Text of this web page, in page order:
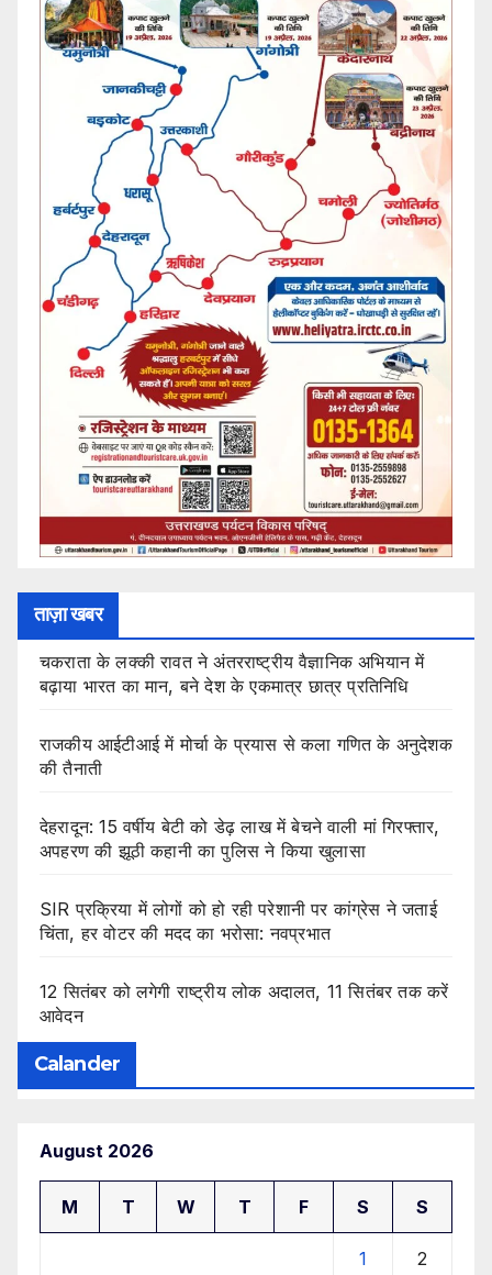
ताज़ा खबर
चकराता के लक्की रावत ने अंतरराष्ट्रीय वैज्ञानिक अभियान में
बढ़ाया भारत का मान, बने देश के एकमात्र छात्र प्रतिनिधि
राजकीय आईटीआई में मोर्चा के प्रयास से कला गणित के अनुदेशक
की तैनाती
देहरादून: 15 वर्षीय बेटी को डेढ़ लाख में बेचने वाली मां गिरफ्तार,
अपहरण की झूठी कहानी का पुलिस ने किया खुलासा
SIR प्रक्रिया में लोगों को हो रही परेशानी पर कांग्रेस ने जताई
चिंता, हर वोटर की मदद का भरोसा: नवप्रभात
12 सितंबर को लगेगी राष्ट्रीय लोक अदालत, 11 सितंबर तक करें
आवेदन
Calander
August 2026
M T W T F S S
1 2